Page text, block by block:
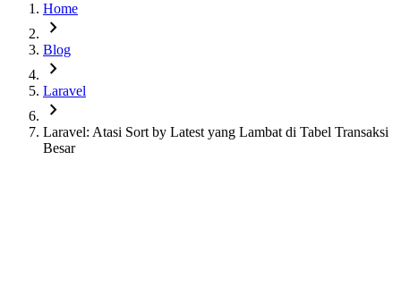
Home
chevron_right
Blog
chevron_right
Laravel
chevron_right
Laravel: Atasi Sort by Latest yang Lambat di Tabel Transaksi
Besar